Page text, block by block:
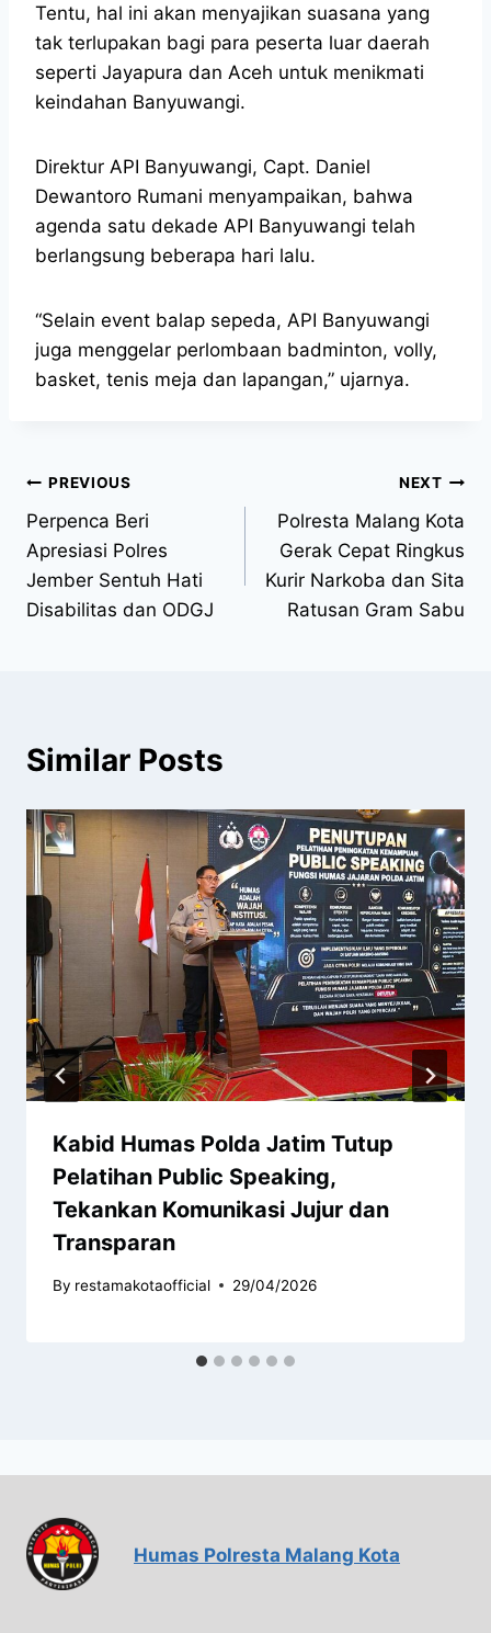
Tentu, hal ini akan menyajikan suasana yang
tak terlupakan bagi para peserta luar daerah
seperti Jayapura dan Aceh untuk menikmati
keindahan Banyuwangi.
Direktur API Banyuwangi, Capt. Daniel
Dewantoro Rumani menyampaikan, bahwa
agenda satu dekade API Banyuwangi telah
berlangsung beberapa hari lalu.
“Selain event balap sepeda, API Banyuwangi
juga menggelar perlombaan badminton, volly,
basket, tenis meja dan lapangan,” ujarnya.
PREVIOUS
Perpenca Beri
Apresiasi Polres
Jember Sentuh Hati
Disabilitas dan ODGJ
NEXT
Polresta Malang Kota
Gerak Cepat Ringkus
Kurir Narkoba dan Sita
Ratusan Gram Sabu
Similar Posts
Kabid Humas Polda Jatim Tutup
Pelatihan Public Speaking,
Tekankan Komunikasi Jujur dan
Transparan
By restamakotaofficial 29/04/2026
Humas Polresta Malang Kota